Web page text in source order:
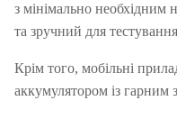
з мінімально необхідним
та зручний для
Крім того, мобільні
аккумулятором із гарним